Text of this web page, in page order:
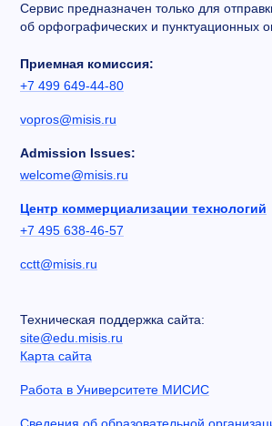
Сервис предназначен только для
об орфографических и пунктуационных
Приемная комиссия:
+7 499 649-44-80
vopros@misis.ru
Admission Issues:
welcome@misis.ru
Центр коммерциализации технологий
+7 495 638-46-57
cctt@misis.ru
Техническая поддержка сайта:
site@edu.misis.ru
Карта сайта
Работа в Университете МИСИС
Сведения об образовательной